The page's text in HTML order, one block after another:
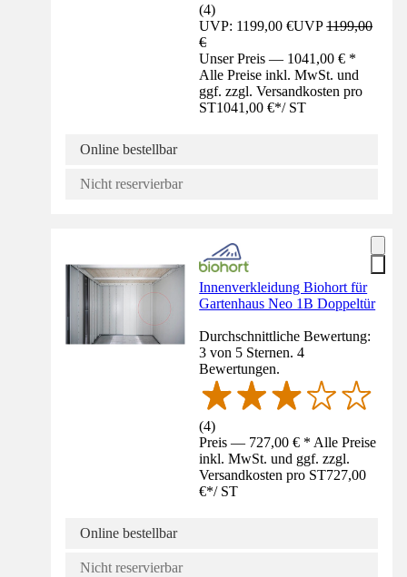
(4)
UVP: 1199,00 €UVP1199,00
€
Unser Preis — 1041,00 € *
Alle Preise inkl. MwSt. und
ggf. zzgl. Versandkosten pro
ST1041,00 €*/ ST
Online bestellbar
Nicht reservierbar
Innenverkleidung Biohort für
Gartenhaus Neo 1B Doppeltür
Durchschnittliche Bewertung:
3 von 5 Sternen. 4
Bewertungen.
(4)
Preis — 727,00 € * Alle Preise
inkl. MwSt. und ggf. zzgl.
Versandkosten pro ST727,00
€*/ ST
Online bestellbar
Nicht reservierbar